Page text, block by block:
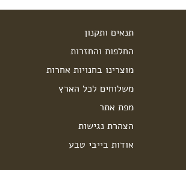
תנאים ותקנון
החלפות והחזרות
מוצרינו בחנויות אחרות
משלוחים לכל הארץ
מפת אתר
הצהרת נגישות
אודות בייבי טבע